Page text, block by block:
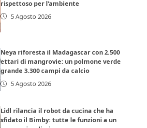
rispettoso per l’ambiente
5 Agosto 2026
Neya riforesta il Madagascar con 2.500
ettari di mangrovie: un polmone verde
grande 3.300 campi da calcio
5 Agosto 2026
Lidl rilancia il robot da cucina che ha
sfidato il Bimby: tutte le funzioni a un